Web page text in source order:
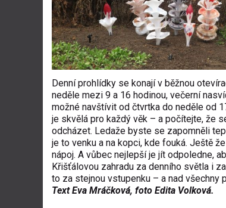
Denní prohlídky se konají v běžnou
neděle mezi 9 a 16 hodinou, večerní
možné navštívit od čtvrtka do neděle od
je skvělá pro každý věk – a počítejte, že
odcházet. Ledaže byste se zapomněli
je to venku a na kopci, kde fouká. Ještě
nápoj. A vůbec nejlepší je jít odpoledne,
Křišťálovou zahradu za denního světla i
to za stejnou vstupenku – a nad všechny
Text Eva Mráčková, foto Edita Volková.